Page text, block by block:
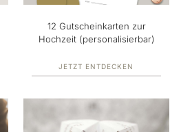
12 Gutscheinkarten zur
Hochzeit (personalisierbar)
JETZT ENTDECKEN